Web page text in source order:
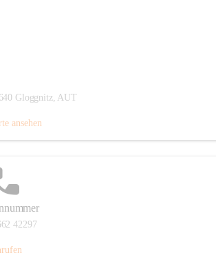
Gloggnitz, AUT
ansehen
42297